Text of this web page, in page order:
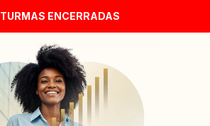
TURMAS ENCERRADAS